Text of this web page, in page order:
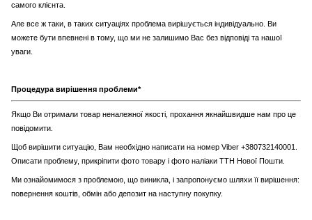
самого клієнта.
Але все ж таки, в таких ситуаціях проблема вирішується індивідуально. Ви
можете бути впевнені в тому, що ми не залишимо Вас без відповіді та нашої
уваги.
Процедура вирішення проблеми*
Якщо Ви отримали товар неналежної якості, прохання якнайшвидше нам про це
повідомити.
Щоб вирішити ситуацію, Вам необхідно написати на номер Viber +380732140001.
Описати проблему, прикріпити фото товару і фото наліаки ТТН Нової Пошти.
Ми ознайомимося з проблемою, що виникла, і запропонуємо шляхи її вирішення:
повернення коштів, обмін або депозит на наступну покупку.